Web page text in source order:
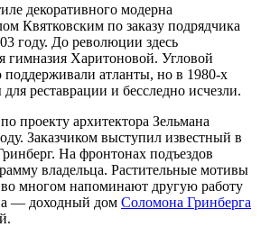
декоративного модерна
Квятковским по заказу подрядчика
году. До революции здесь
гимназия Харитоновой. Угловой
поддерживали атланты, но в 1980-х
реставрации и бесследно исчезли.
проекту архитектора Зельмана
Заказчиком выступил известный в
На фронтонах подъездов
владельца. Растительные мотивы
многом напоминают другую работу
— доходный дом Соломона Гринберга